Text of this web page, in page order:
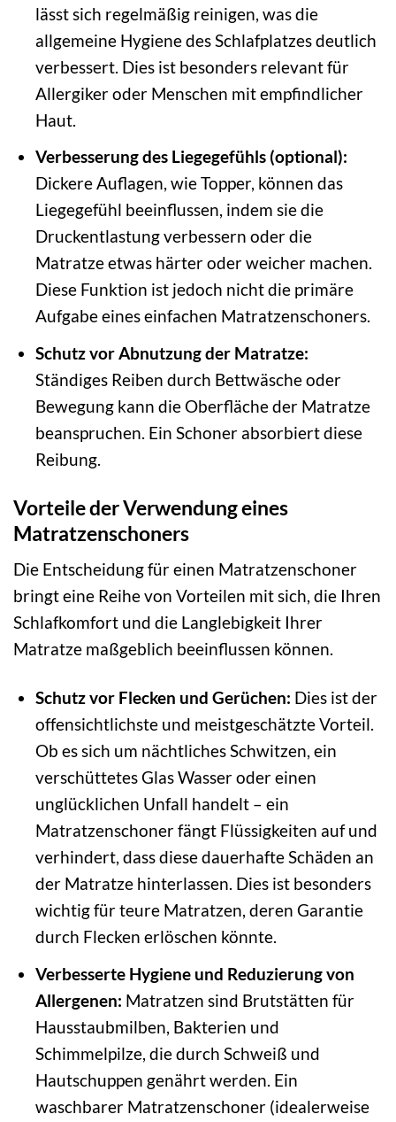
lässt sich regelmäßig reinigen, was die
allgemeine Hygiene des Schlafplatzes deutlich
verbessert. Dies ist besonders relevant für
Allergiker oder Menschen mit empfindlicher
Haut.
Verbesserung des Liegegefühls (optional):
Dickere Auflagen, wie Topper, können das
Liegegefühl beeinflussen, indem sie die
Druckentlastung verbessern oder die
Matratze etwas härter oder weicher machen.
Diese Funktion ist jedoch nicht die primäre
Aufgabe eines einfachen Matratzenschoners.
Schutz vor Abnutzung der Matratze:
Ständiges Reiben durch Bettwäsche oder
Bewegung kann die Oberfläche der Matratze
beanspruchen. Ein Schoner absorbiert diese
Reibung.
Vorteile der Verwendung eines
Matratzenschoners
Die Entscheidung für einen Matratzenschoner
bringt eine Reihe von Vorteilen mit sich, die Ihren
Schlafkomfort und die Langlebigkeit Ihrer
Matratze maßgeblich beeinflussen können.
Schutz vor Flecken und Gerüchen: Dies ist der
offensichtlichste und meistgeschätzte Vorteil.
Ob es sich um nächtliches Schwitzen, ein
verschüttetes Glas Wasser oder einen
unglücklichen Unfall handelt – ein
Matratzenschoner fängt Flüssigkeiten auf und
verhindert, dass diese dauerhafte Schäden an
der Matratze hinterlassen. Dies ist besonders
wichtig für teure Matratzen, deren Garantie
durch Flecken erlöschen könnte.
Verbesserte Hygiene und Reduzierung von
Allergenen: Matratzen sind Brutstätten für
Hausstaubmilben, Bakterien und
Schimmelpilze, die durch Schweiß und
Hautschuppen genährt werden. Ein
waschbarer Matratzenschoner (idealerweise